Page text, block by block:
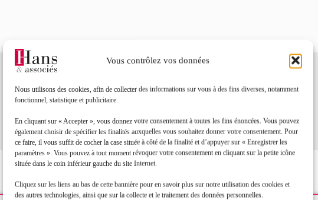
Vous contrôlez vos données
Nous utilisons des cookies, afin de collecter des informations sur vous à des fins diverses, notamment
fonctionnel, statistique et publicitaire.
En cliquant sur « Accepter », vous donnez votre consentement à toutes les fins énoncées. Vous pouvez
également choisir de spécifier les finalités auxquelles vous souhaitez donner votre consentement. Pour
ce faire, il vous suffit de cocher la case située à côté de la finalité et d’appuyer sur « Enregistrer les
paramètres ». Vous pouvez à tout moment révoquer votre consentement en cliquant sur la petite icône
située dans le coin inférieur gauche du site Internet.
Cliquez sur les liens au bas de cette bannière pour en savoir plus sur notre utilisation des cookies et
des autres technologies, ainsi que sur la collecte et le traitement des données personnelles.
Toutes les actualités